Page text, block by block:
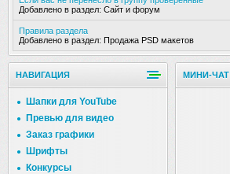
Добавлено в раздел: Сайт и форум
Правила раздела
Добавлено в раздел: Продажа PSD макетов
НАВИГАЦИЯ
Шапки для YouTube
Превью для видео
Заказ графики
Шрифты
Конкурсы
МИНИ-ЧАТ